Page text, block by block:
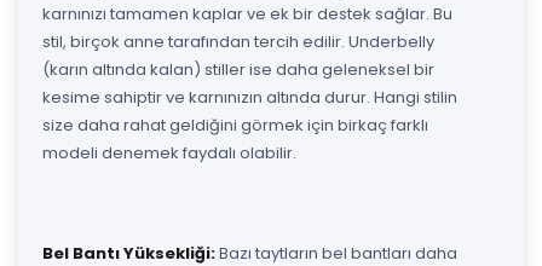
karnınızı tamamen kaplar ve ek bir destek sağlar. Bu
stil, birçok anne tarafından tercih edilir. Underbelly
(karın altında kalan) stiller ise daha geleneksel bir
kesime sahiptir ve karnınızın altında durur. Hangi stilin
size daha rahat geldiğini görmek için birkaç farklı
modeli denemek faydalı olabilir.
Bel Bantı Yüksekliği:Bazı taytların bel bantları daha